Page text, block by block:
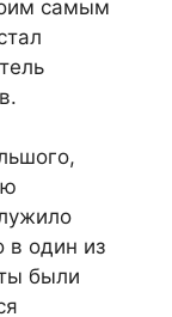
самым
в один из
были